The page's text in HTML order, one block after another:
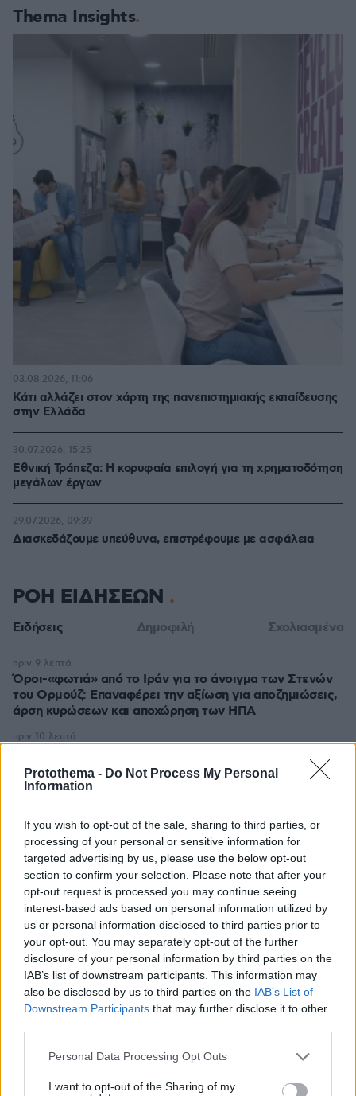
Protothema - Do Not Process My Personal
Information
If you wish to opt-out of the sale, sharing to third parties, or
processing of your personal or sensitive information for
targeted advertising by us, please use the below opt-out
section to confirm your selection. Please note that after your
opt-out request is processed you may continue seeing
interest-based ads based on personal information utilized by
us or personal information disclosed to third parties prior to
your opt-out. You may separately opt-out of the further
disclosure of your personal information by third parties on the
IAB’s list of downstream participants. This information may
also be disclosed by us to third parties on the IAB’s List of
Downstream Participants that may further disclose it to other
Please note that this website/app uses one or more Google
not limited to your visit or usage behaviour. You may click to
Personal Data Processing Opt Outs
I want to opt-out of the Sharing of my
Thema Insights
Κάτι αλλάζει στον χάρτη της πανεπιστημιακής εκπαίδευσης
στην Ελλάδα
03.08.2026, 11:06
Εθνική Τράπεζα: Η κορυφαία επιλογή για τη χρηματοδότηση
μεγάλων έργων
30.07.2026, 15:25
Διασκεδάζουμε υπεύθυνα, επιστρέφουμε με ασφάλεια
29.07.2026, 09:39
ΡΟΗ ΕΙΔΗΣΕΩΝ
Ειδήσεις Δημοφιλή Σχολιασμένα
Όροι-«φωτιά» από το Ιράν για το άνοιγμα των Στενών
του Ορμούζ: Επαναφέρει την αξίωση για αποζημιώσεις,
άρση κυρώσεων και αποχώρηση των ΗΠΑ
πριν 9 λεπτά
έχετε κατοικίδιο
πριν 10 λεπτά
πατουσάκια
πριν 10 λεπτά
Δύο νέοι ξενώνες παραδόθηκαν στις Ένοπλες Δυνάμεις
στη νήσο Ρω
πριν 11 λεπτά
Δεν μπορείτε να κοιμηθείτε με τη ζέστη; Το
απροσδόκητο κόλπο που θα σας βοηθήσει
πριν 20 λεπτά
Άγριος ξυλοδαρμός 51χρονου στο Ρέθυμνο, πέντε
συλλήψεις
πριν 21 λεπτά
δολοφονία του Μιχάλη Κατσουρή: ΑΕΚ και Athens
φωτογραφίες